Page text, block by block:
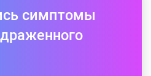
симптомы